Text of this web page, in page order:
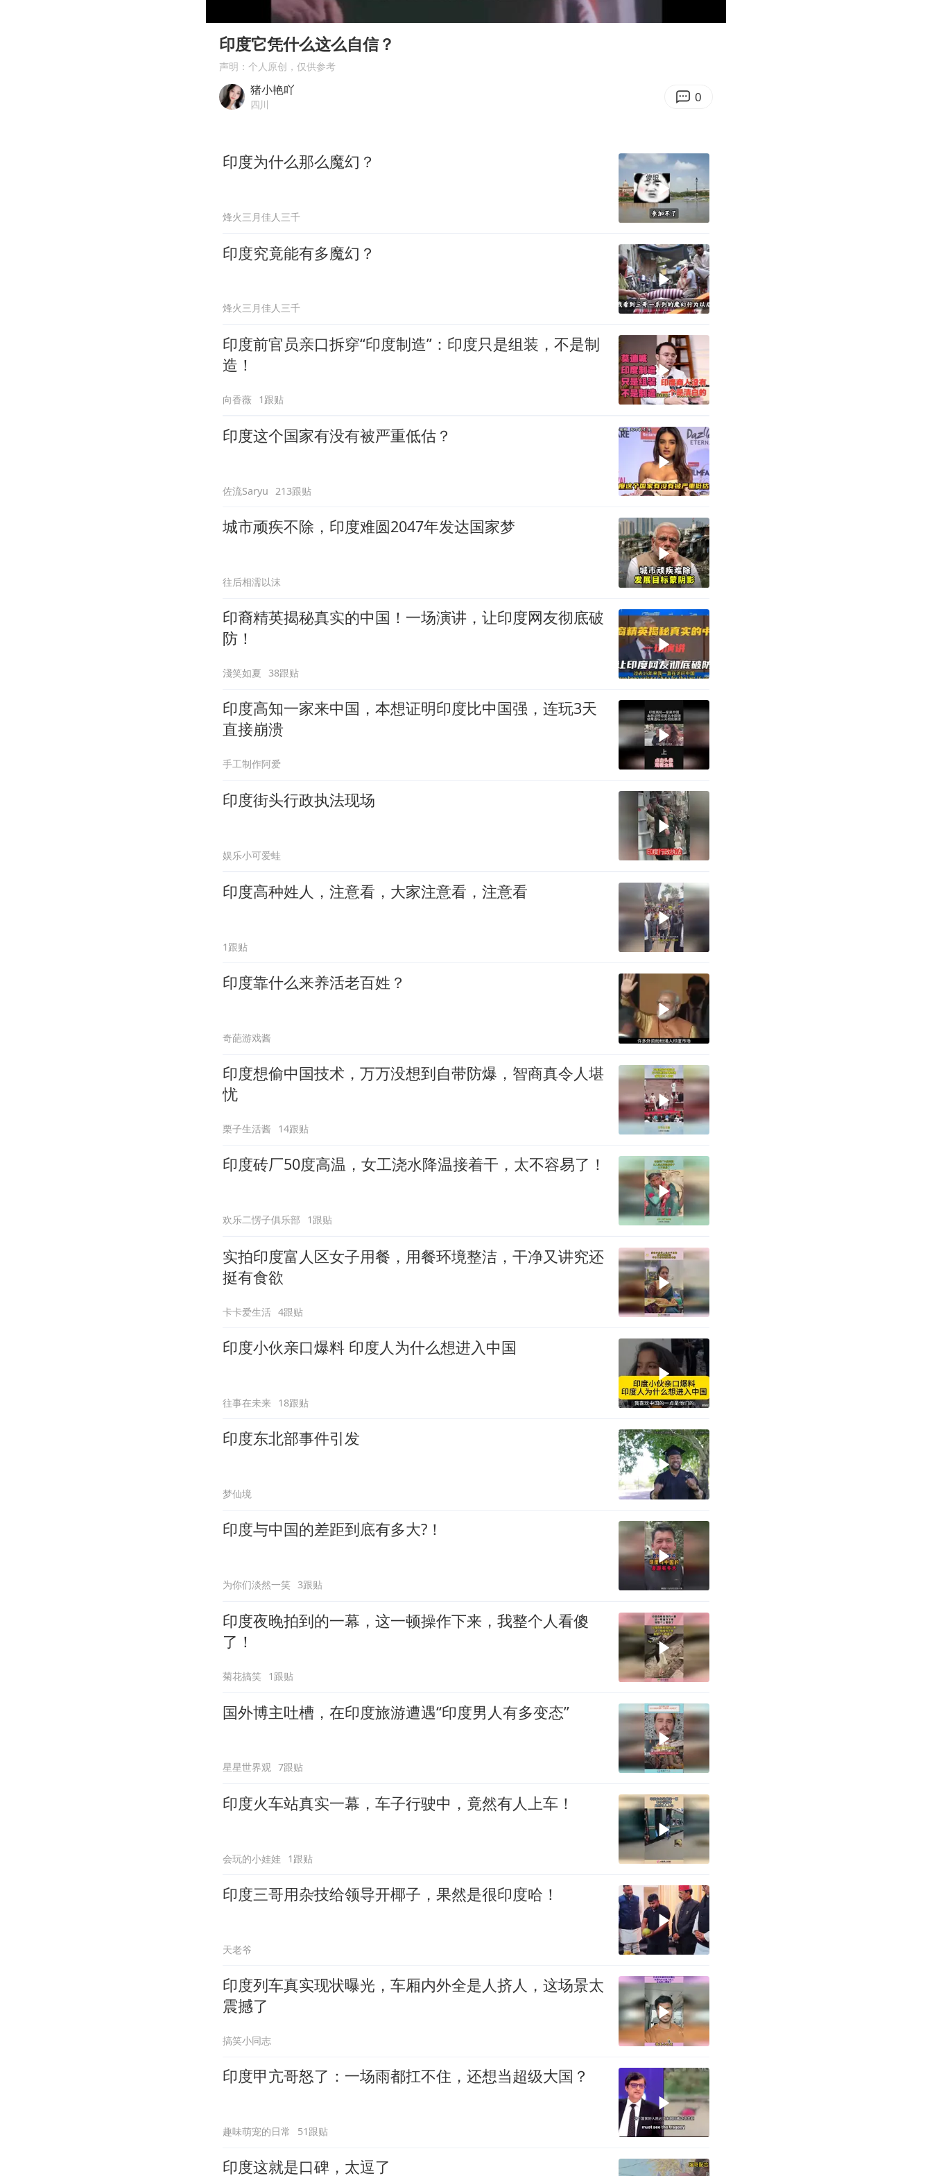
妻子举报高管丈夫涉嫌重婚案进展
演唱会音乐总监回应周杰伦私生子传闻
印度它凭什么这么自信？
声明：个人原创，仅供参考
猪小艳吖
四川 0
印度为什么那么魔幻？
烽火三月佳人三千
印度究竟能有多魔幻？
烽火三月佳人三千
印度前官员亲口拆穿“印度制造”：印度只是组装，不是制
造！
向香薇 1跟贴
印度这个国家有没有被严重低估？
佐流Saryu 213跟贴
城市顽疾不除，印度难圆2047年发达国家梦
往后相濡以沫
印裔精英揭秘真实的中国！一场演讲，让印度网友彻底破
防！
淺笑如夏 38跟贴
印度高知一家来中国，本想证明印度比中国强，连玩3天
直接崩溃
手工制作阿爱
印度街头行政执法现场
娱乐小可爱蛙
印度高种姓人，注意看，大家注意看，注意看
1跟贴
印度靠什么来养活老百姓？
奇葩游戏酱
印度想偷中国技术，万万没想到自带防爆，智商真令人堪
忧
栗子生活酱 14跟贴
印度砖厂50度高温，女工浇水降温接着干，太不容易了！
欢乐二愣子俱乐部 1跟贴
实拍印度富人区女子用餐，用餐环境整洁，干净又讲究还
挺有食欲
卡卡爱生活 4跟贴
印度小伙亲口爆料 印度人为什么想进入中国
往事在未来 18跟贴
印度东北部事件引发
梦仙境
印度与中国的差距到底有多大?！
为你们淡然一笑 3跟贴
印度夜晚拍到的一幕，这一顿操作下来，我整个人看傻
了！
菊花搞笑 1跟贴
国外博主吐槽，在印度旅游遭遇“印度男人有多变态”
星星世界观 7跟贴
印度火车站真实一幕，车子行驶中，竟然有人上车！
会玩的小娃娃 1跟贴
印度三哥用杂技给领导开椰子，果然是很印度哈！
天老爷
印度列车真实现状曝光，车厢内外全是人挤人，这场景太
震撼了
搞笑小同志
印度甲亢哥怒了：一场雨都扛不住，还想当超级大国？
趣味萌宠的日常 51跟贴
印度这就是口碑，太逗了